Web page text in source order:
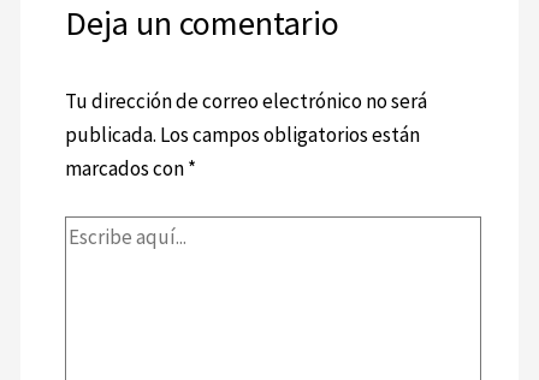
Deja un comentario
Tu dirección de correo electrónico no será
publicada. Los campos obligatorios están
marcados con*